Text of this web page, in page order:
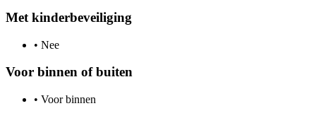
Met kinderbeveiliging
• Nee
Voor binnen of buiten
• Voor binnen